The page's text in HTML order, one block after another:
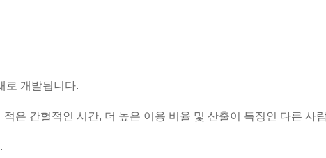
로 개발됩니다.
은 간헐적인 시간, 더 높은 이용 비율 및 산출이 특징인 다른 사